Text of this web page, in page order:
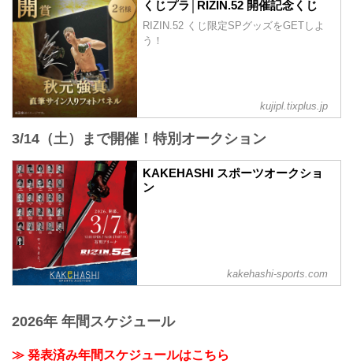
第9試合／ビクター・コレスニック vs. 武
田光司
RIZIN MMAルール：5分 3R（71...
売開始）
お得なPPV前売りチケットは、大会前日
の3月6日（金）23:59まで販売！
全試合リアルタイムで視聴しよう！
PPV販売スケジュール一覧
配信日時 料金 配信媒体 アーカ...
くじプラ│RIZIN.52 開催記念くじ
RIZIN.52 くじ限定SPグッズをGETしよ
う！
kujipl.tixplus.jp
3/14（土）まで開催！特別オークション
KAKEHASHI スポーツオークショ
ン
kakehashi-sports.com
2026年 年間スケジュール
≫ 発表済み年間スケジュールはこちら